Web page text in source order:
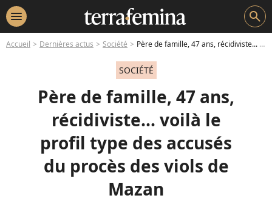
menu search
Accueil Dernières actus Société Père de famille, 47 ans, récidiviste... voilà le profil type des accusés du procès des viols de Mazan
SOCIÉTÉ
Père de famille, 47 ans,
récidiviste... voilà le
profil type des accusés
du procès des viols de
Mazan